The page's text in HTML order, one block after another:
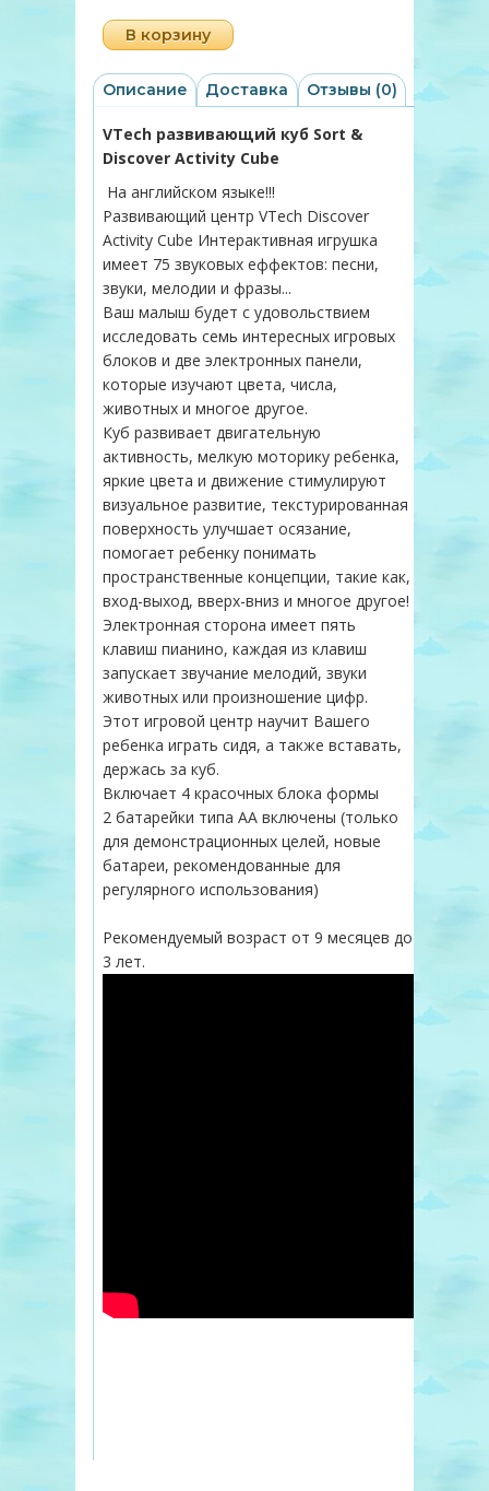
В корзину
Описание Доставка Отзывы (0)
VTech развивающий куб Sort &
Discover Activity Cube
На английском языке!!!
Развивающий центр VTech Discover
Activity Cube Интерактивная игрушка
имеет 75 звуковых еффектов: песни,
звуки, мелодии и фразы...
Ваш малыш будет с удовольствием
исследовать семь интересных игровых
блоков и две электронных панели,
которые изучают цвета, числа,
животных и многое другое.
Куб развивает двигательную
активность, мелкую моторику ребенка,
яркие цвета и движение стимулируют
визуальное развитие, текстурированная
поверхность улучшает осязание,
помогает ребенку понимать
пространственные концепции, такие как,
вход-выход, вверх-вниз и многое другое!
Электронная сторона имеет пять
клавиш пианино, каждая из клавиш
запускает звучание мелодий, звуки
животных или произношение цифр.
Этот игровой центр научит Вашего
ребенка играть сидя, а также вставать,
держась за куб.
Включает 4 красочных блока формы
2 батарейки типа АА включены (только
для демонстрационных целей, новые
батареи, рекомендованные для
регулярного использования)
Рекомендуемый возраст от 9 месяцев до
3 лет.